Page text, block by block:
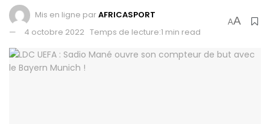
Mis en ligne parAFRICASPORT
4 octobre 2022 Temps de lecture:1 min read
AA